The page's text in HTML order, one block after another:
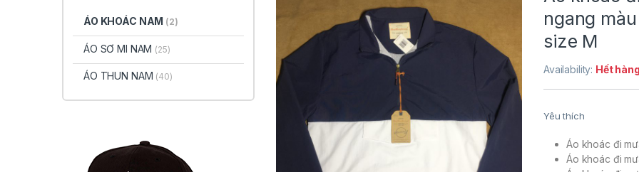
ngang
size M
Availability: Hết
Yêu thích
Áo khoác đi
Áo khoác đi
ÁO KHOÁC NAM (2)
ÁO SƠ MI NAM (25)
ÁO THUN NAM (40)